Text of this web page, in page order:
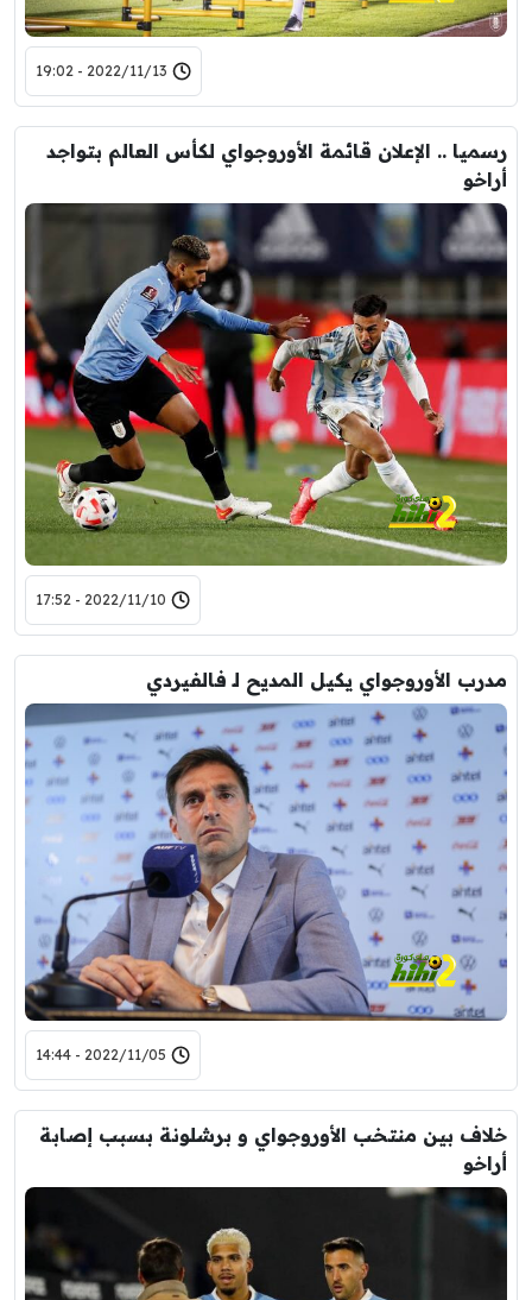
2022/11/13 - 19:02
رسميا .. الإعلان قائمة الأوروجواي لكأس العالم بتواجد
أراخو
2022/11/10 - 17:52
مدرب الأوروجواي يكيل المديح لـ فالفيردي
2022/11/05 - 14:44
خلاف بين منتخب الأوروجواي و برشلونة بسبب إصابة
أراخو